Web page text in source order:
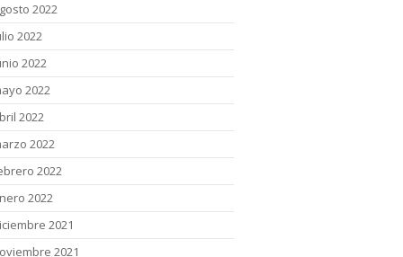
2022
2022
2022
2022
2022
2022
2022
2022
2021
2021